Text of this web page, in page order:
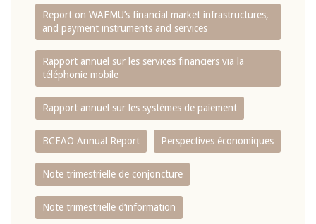
Report on WAEMU’s financial market infrastructures,
and payment instruments and services
Rapport annuel sur les services financiers via la
téléphonie mobile
Rapport annuel sur les systèmes de paiement
BCEAO Annual Report Perspectives économiques
Note trimestrielle de conjoncture
Note trimestrielle d‘information